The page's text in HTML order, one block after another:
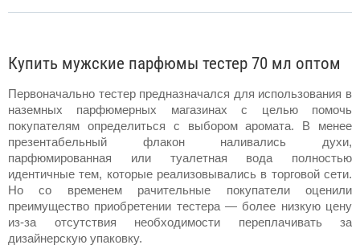
Купить мужские парфюмы тестер 70 мл оптом
Первоначально тестер предназначался для использования в
наземных парфюмерных магазинах с целью помочь
покупателям определиться с выбором аромата. В менее
парфюмированная или туалетная вода полностью
идентичные тем, которые реализовывались в торговой сети.
Но со временем рачительные покупатели оценили
преимущество приобретении тестера — более низкую цену
из-за отсутствия необходимости переплачивать за
дизайнерскую упаковку.